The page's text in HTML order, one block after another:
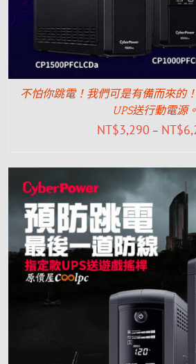
不怕你跳電！我們可是有備而來的
UPS送行動電源。
NT$3,290 – NT$